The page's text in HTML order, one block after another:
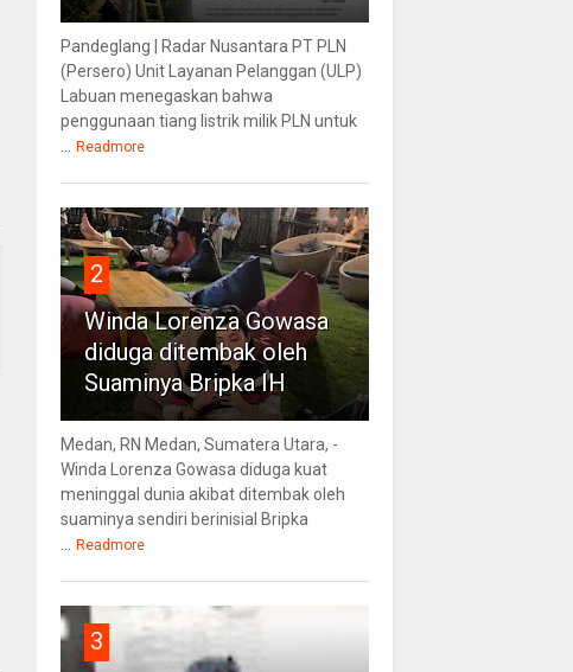
Pandeglang | Radar Nusantara PT PLN
(Persero) Unit Layanan Pelanggan (ULP)
Labuan menegaskan bahwa
penggunaan tiang listrik milik PLN untuk
Readmore
2
Winda Lorenza Gowasa
diduga ditembak oleh
Suaminya Bripka IH
Medan, RN Medan, Sumatera Utara, -
Winda Lorenza Gowasa diduga kuat
meninggal dunia akibat ditembak oleh
suaminya sendiri berinisial Bripka
Readmore
3